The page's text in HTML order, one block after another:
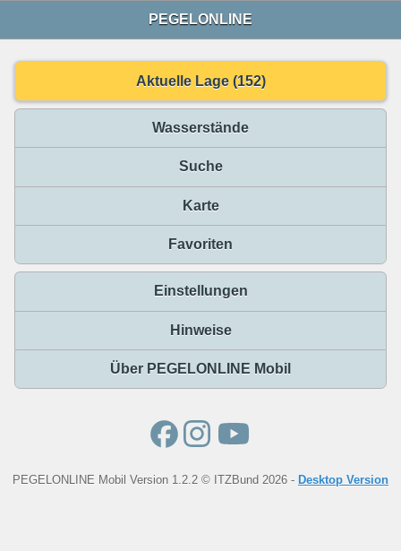
PEGELONLINE
Aktuelle Lage (152)
Wasserstände
Suche
Karte
Favoriten
Einstellungen
Hinweise
Über PEGELONLINE Mobil
PEGELONLINE Mobil Version 1.2.2 © ITZBund 2026 - Desktop Version